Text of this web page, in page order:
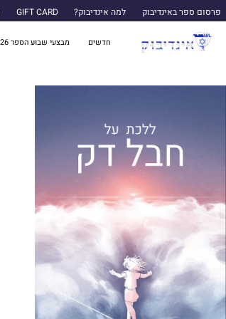
פרסום ספר באינדיבוק למה אינדיבוק? GIFT CARD
חדשים מבצעי שבוע הספר 2026